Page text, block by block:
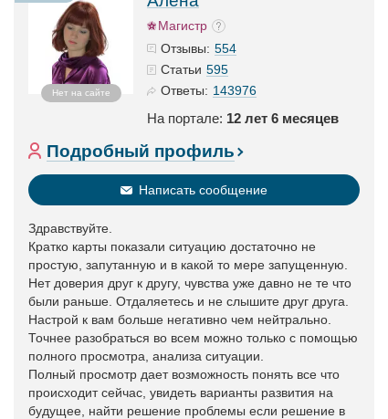
Нет на сайте
Магистр
Отзывы: 554
Статьи 595
Ответы: 143976
На портале: 12 лет 6 месяцев
Подробный профиль
Написать сообщение
Здравствуйте.
Кратко карты показали ситуацию достаточно не
простую, запутанную и в какой то мере запущенную.
Нет доверия друг к другу, чувства уже давно не те что
были раньше. Отдаляетесь и не слышите друг друга.
Настрой к вам больше негативно чем нейтрально.
Точнее разобраться во всем можно только с помощью
полного просмотра, анализа ситуации.
Полный просмотр дает возможность понять все что
происходит сейчас, увидеть варианты развития на
будущее, найти решение проблемы если решение в